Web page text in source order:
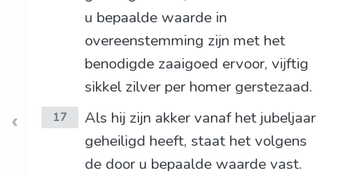
u bepaalde waarde in
overeenstemming zijn met het
benodigde zaaigoed ervoor, vijftig
sikkel zilver per homer gerstezaad.
17
Als hij zijn akker vanaf het jubeljaar
geheiligd heeft, staat het volgens
de door u bepaalde waarde vast.